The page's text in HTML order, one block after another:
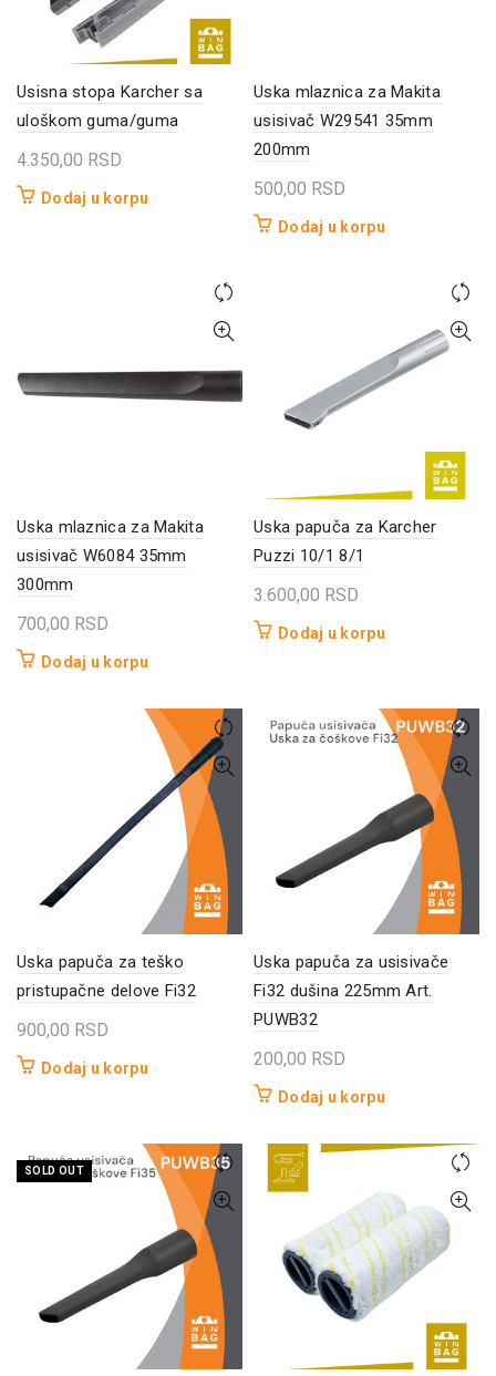
Usisna stopa Karcher sa
uloškom guma/guma
4.350,00 RSD
Dodaj u korpu
Uska mlaznica za Makita
usisivač W29541 35mm
200mm
500,00 RSD
Dodaj u korpu
Uska mlaznica za Makita
usisivač W6084 35mm
300mm
700,00 RSD
Dodaj u korpu
Uska papuča za Karcher
Puzzi 10/1 8/1
3.600,00 RSD
Dodaj u korpu
Uska papuča za teško
pristupačne delove Fi32
900,00 RSD
Dodaj u korpu
Uska papuča za usisivače
Fi32 dušina 225mm Art.
PUWB32
200,00 RSD
Dodaj u korpu
SOLD OUT